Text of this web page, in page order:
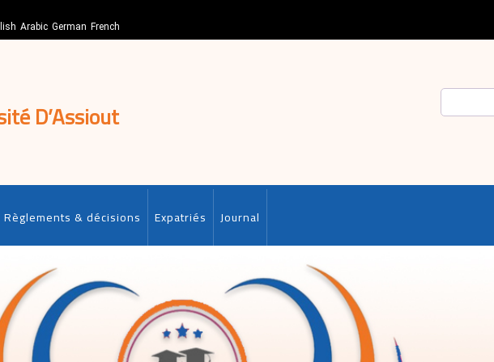
Arabic German French
D’Assiout
Règlements & décisions Expatriés Journal